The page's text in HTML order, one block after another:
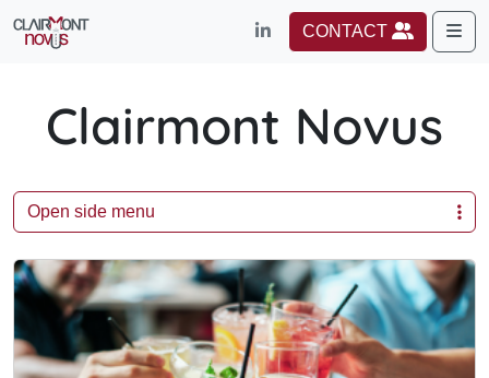
CONTACT
Clairmont Novus
Open side menu